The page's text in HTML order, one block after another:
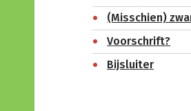
(Misschien)
Voorschrift?
Bijsluiter